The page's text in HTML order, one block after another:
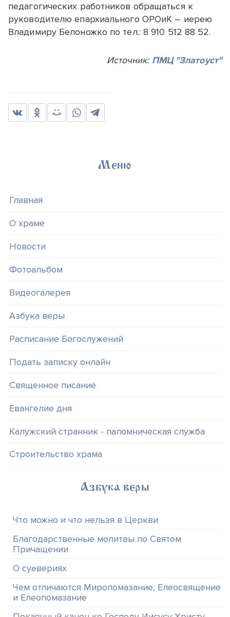
педагогических работников обращаться к
руководителю епархиального ОРОиК – иерею
Владимиру Белоножко по тел.: 8 910 512 88 52.
Источник: ПМЦ "Златоуст"
Меню
Главная
О храме
Новости
Фотоальбом
Видеогалерея
Азбука веры
Расписание Богослужений
Подать записку онлайн
Священное писание
Евангелие дня
Калужский странник - паломническая служба
Строительство храма
Азбука веры
Что можно и что нельзя в Церкви
Благодарственные молитвы по Святом
Причащении
О суевериях
Чем отличаются Миропомазание, Елеосвящение
и Елеопомазание